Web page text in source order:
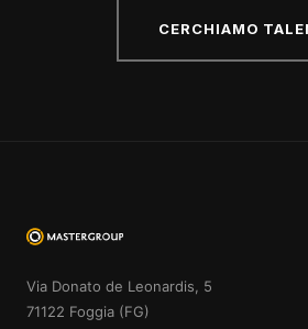
CERCHIAMO
Via Donato de Leonardis, 5
71122 Foggia (FG)